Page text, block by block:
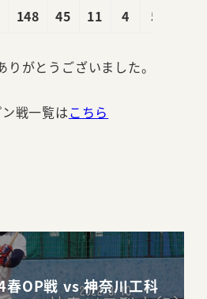
148 45 11 4 5
がとうございました。
戦一覧はこちら
春OP戦 vs 神奈川工科